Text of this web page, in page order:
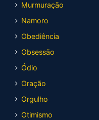
Murmuração
Namoro
Obediência
Obsessão
Ódio
Oração
Orgulho
Otimismo